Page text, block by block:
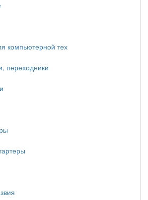
компьютерной тех
переходники